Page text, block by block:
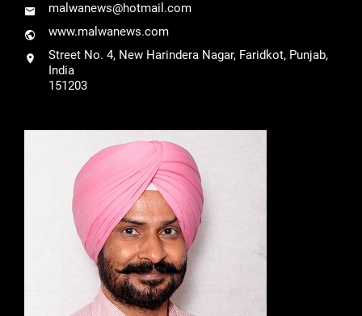
malwanews@hotmail.com
www.malwanews.com
Street No. 4, New Harindera Nagar, Faridkot, Punjab,
India
151203